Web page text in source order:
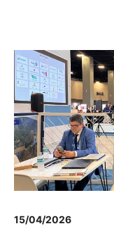
15/04/2026